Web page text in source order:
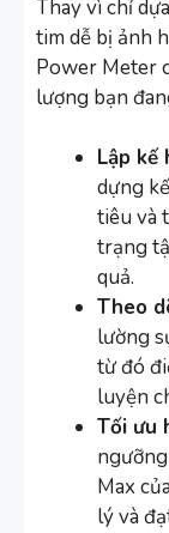
Thay vì chỉ
tim dễ bị ảnh
Power Meter
lượng bạn
Lập kế
dựng
tiêu và
trạng
quả.
Theo
lường
từ đó
luyện
Tối ưu
Max
lý và